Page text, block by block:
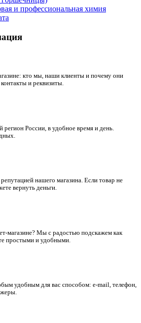
и профессиональная химия
кто мы, наши клиенты и почему они
и реквизиты.
регион России, в удобное время и день.
нашего магазина. Если товар не
вернуть деньги.
магазине? Мы с радостью подскажем как
простыми и удобными.
удобным для вас способом: e-mail, телефон,